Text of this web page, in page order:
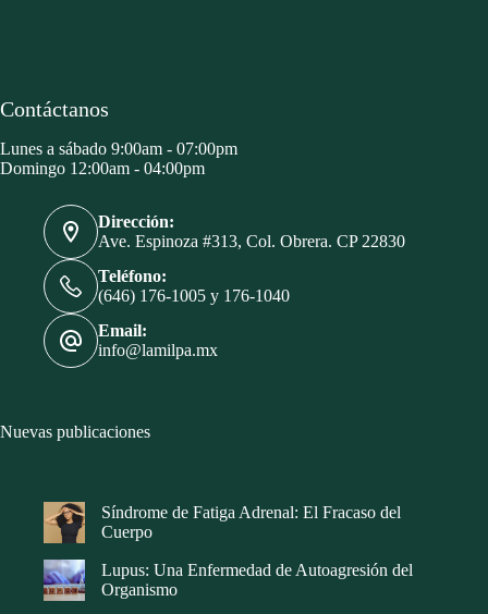
Contáctanos
Lunes a sábado 9:00am - 07:00pm
Domingo 12:00am - 04:00pm
Dirección:
Ave. Espinoza #313, Col. Obrera. CP 22830
Teléfono:
(646) 176-1005 y 176-1040
Email:
info@lamilpa.mx
Nuevas publicaciones
Síndrome de Fatiga Adrenal: El Fracaso del
Cuerpo
Lupus: Una Enfermedad de Autoagresión del
Organismo